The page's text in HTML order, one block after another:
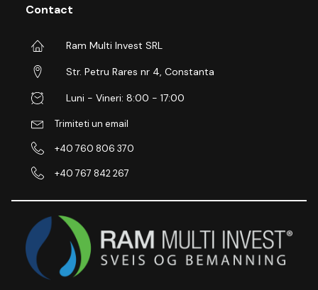
Contact
Ram Multi Invest SRL
Str. Petru Rares nr 4, Constanta
Luni - Vineri: 8:00 - 17:00
Trimiteti un email
+40 760 806 370
+40 767 842 267